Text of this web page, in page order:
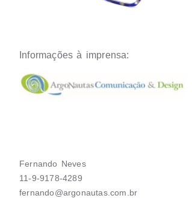
Informações à imprensa:
Fernando Neves
11-9-9178-4289
fernando@argonautas.com.br